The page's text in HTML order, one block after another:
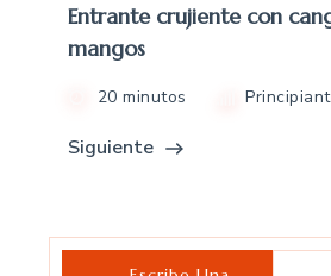
Entrante crujiente con
mangos
20 minutos
Siguiente